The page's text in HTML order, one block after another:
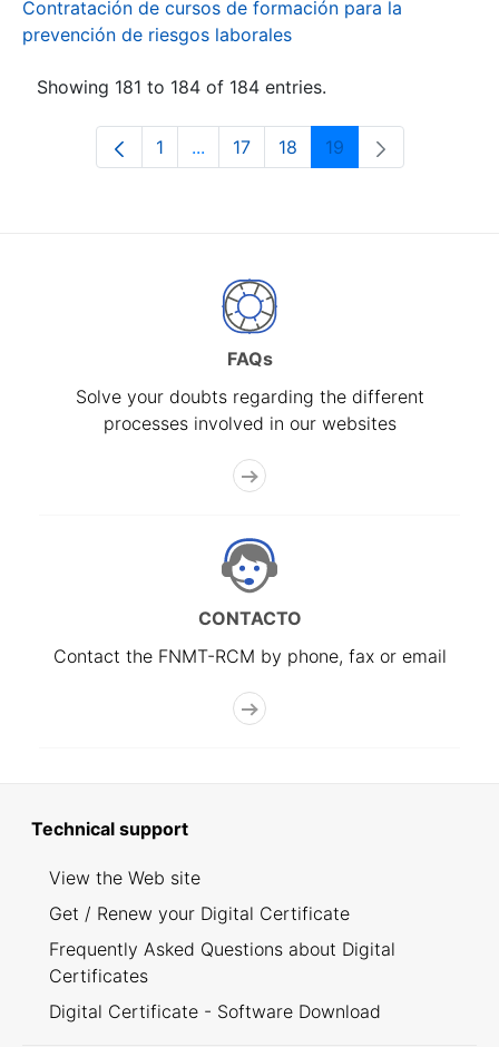
Contratación de cursos de formación para la
prevención de riesgos laborales
Showing 181 to 184 of 184 entries.
Page
1 ...Intermediate Pages Use TAB to
Page
17 Page
18 Page
19
FAQs
Solve your doubts regarding the different
processes involved in our websites
CONTACTO
Contact the FNMT-RCM by phone, fax or email
Technical support
View the Web site
Get / Renew your Digital Certificate
Frequently Asked Questions about Digital
Certificates
Digital Certificate - Software Download